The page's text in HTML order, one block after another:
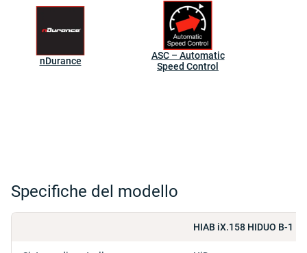
nDurance
ASC – Automatic
Speed Control
Specifiche del modello
HIAB iX.158 HIDUO B-1